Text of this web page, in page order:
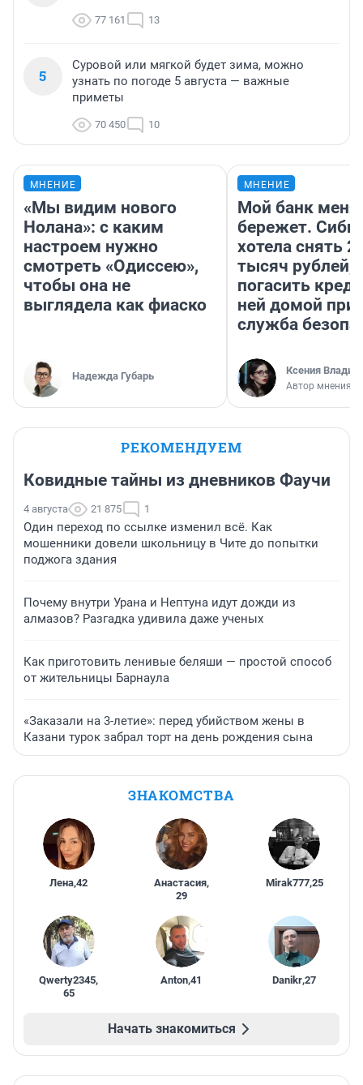
77 161 13
5
Суровой или мягкой будет зима, можно
узнать по погоде 5 августа — важные
приметы
70 450 10
МНЕНИЕ
«Мы видим нового
Нолана»: с каким
настроем нужно
смотреть «Одиссею»,
чтобы она не
выглядела как фиаско
Надежда Губарь
МНЕНИЕ
Мой банк меня
бережет.
хотела снять
тысяч рублей,
погасить
ней домой
служба
Ксения
Автор мнения
РЕКОМЕНДУЕМ
Ковидные тайны из дневников Фаучи
4 августа 21 875 1
Один переход по ссылке изменил всё. Как
мошенники довели школьницу в Чите до попытки
поджога здания
Почему внутри Урана и Нептуна идут дожди из
алмазов? Разгадка удивила даже ученых
Как приготовить ленивые беляши — простой способ
от жительницы Барнаула
«Заказали на 3-летие»: перед убийством жены в
Казани турок забрал торт на день рождения сына
ЗНАКОМСТВА
Лена,42 Анастасия,
29
Mirak777,25
Qwerty2345,
65
Anton,41 Danikr,27
Начать знакомиться